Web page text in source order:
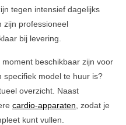
tegen intensief dagelijks
zijn professioneel
bij levering.
beschikbaar zijn voor
specifiek model te huur is?
overzicht. Naast
cardio-apparaten , zodat je
kunt vullen.